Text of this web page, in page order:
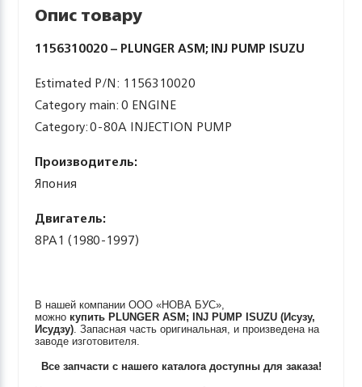
Опис товару
1156310020 – PLUNGER ASM; INJ PUMP ISUZU
Estimated P/N: 1156310020
Category main: 0 ENGINE
Category: 0-80A INJECTION PUMP
Производитель:
Япония
Двигатель:
8PA1 (1980-1997)
В нашей компании ООО «НОВА БУС»,
можно купить PLUNGER ASM; INJ PUMP ISUZU (Исузу,
Исудзу). Запасная часть оригинальная, и произведена на
заводе изготовителя.
Все запчасти с нашего каталога доступны для заказа!